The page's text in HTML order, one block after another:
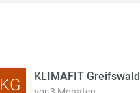
KG KLIMAFIT Greifswald